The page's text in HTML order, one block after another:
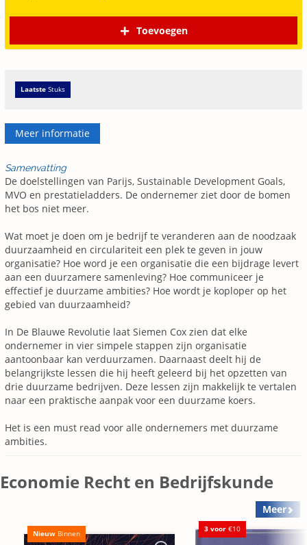
Toevoegen
Laatste Stuks
Meer informatie
Samenvatting
De doelstellingen van Parijs, Sustainable Development Goals,
MVO en prestatieladders. De ondernemer ziet door de bomen
het bos niet meer.
Wat moet je doen om je bedrijf te veranderen aan de noodzaak
duurzaamheid en circulariteit een plek te geven in jouw
organisatie? Hoe word je een organisatie die een bijdrage levert
aan een duurzamere samenleving? Hoe communiceer je
effectief je duurzame ambities? Hoe wordt je koploper op het
gebied van duurzaamheid?
In De Blauwe Revolutie laat Siemen Cox zien dat elke
ondernemer in vier simpele stappen zijn organisatie
aantoonbaar kan verduurzamen. Daarnaast deelt hij de
belangrijkste lessen die hij heeft geleerd bij het opzetten van
drie duurzame bedrijven. Deze lessen zijn makkelijk te vertalen
naar een praktische aanpak voor een duurzame koers.
Het is een must read voor alle ondernemers met duurzame
ambities.
Economie Recht en Bedrijfskunde
Meer
Nieuw Binnen 3 voor €10